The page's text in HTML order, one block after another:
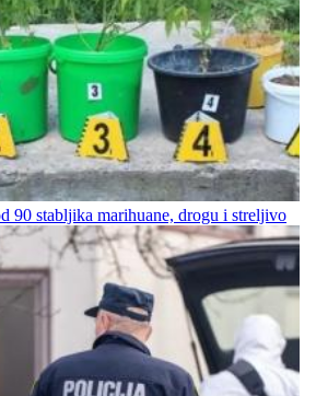
90 stabljika marihuane, drogu i streljivo